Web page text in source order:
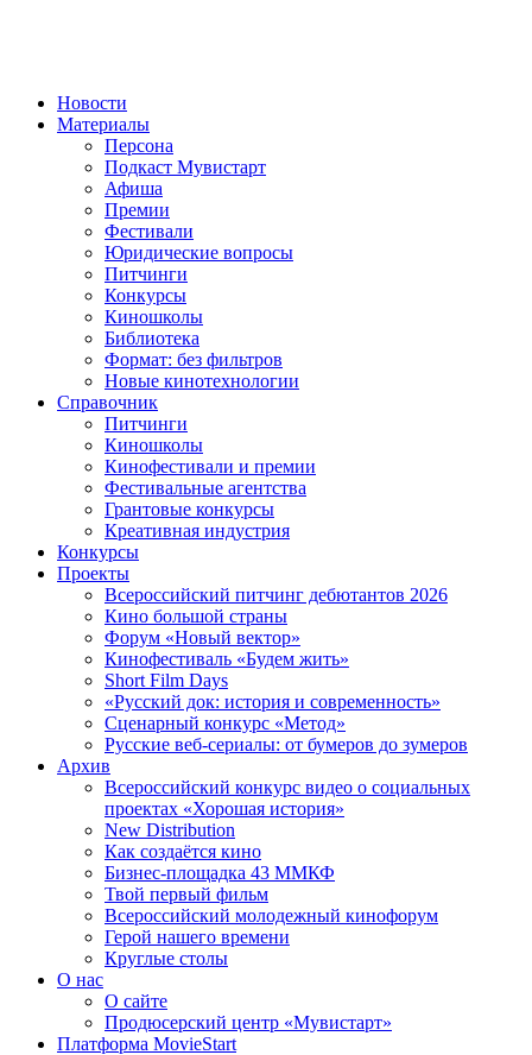
Новости
Материалы
Персона
Подкаст Мувистарт
Афиша
Премии
Фестивали
Юридические вопросы
Питчинги
Конкурсы
Киношколы
Библиотека
Формат: без фильтров
Новые кинотехнологии
Справочник
Питчинги
Киношколы
Кинофестивали и премии
Фестивальные агентства
Грантовые конкурсы
Креативная индустрия
Конкурсы
Проекты
Всероссийский питчинг дебютантов 2026
Кино большой страны
Форум «Новый вектор»
Кинофестиваль «Будем жить»
Short Film Days
«Русский док: история и современность»
Сценарный конкурс «Метод»
Русские веб-сериалы: от бумеров до зумеров
Архив
Всероссийский конкурс видео о социальных
проектах «Хорошая история»
New Distribution
Как создаётся кино
Бизнес-площадка 43 ММКФ
Твой первый фильм
Всероссийский молодежный кинофорум
Герой нашего времени
Круглые столы
О нас
О сайте
Продюсерский центр «Мувистарт»
Платформа MovieStart